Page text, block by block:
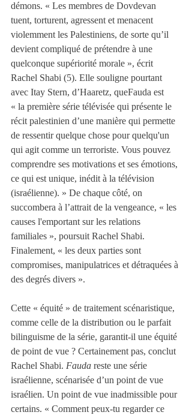
démons. « Les membres de Dovdevan
tuent, torturent, agressent et menacent
violemment les Palestiniens, de sorte qu’il
devient compliqué de prétendre à une
quelconque supériorité morale », écrit
Rachel Shabi (5). Elle souligne pourtant
avec Itay Stern, d’Haaretz, queFauda est
« la première série télévisée qui présente le
récit palestinien d’une manière qui permette
de ressentir quelque chose pour quelqu'un
qui agit comme un terroriste. Vous pouvez
comprendre ses motivations et ses émotions,
ce qui est unique, inédit à la télévision
(israélienne). » De chaque côté, on
succombera à l’attrait de la vengeance, « les
causes l'emportant sur les relations
familiales », poursuit Rachel Shabi.
Finalement, « les deux parties sont
compromises, manipulatrices et détraquées à
des degrés divers ».
Cette « équité » de traitement scénaristique,
comme celle de la distribution ou le parfait
bilinguisme de la série, garantit-il une équité
de point de vue ? Certainement pas, conclut
Rachel Shabi. Fauda reste une série
israélienne, scénarisée d’un point de vue
israélien. Un point de vue inadmissible pour
certains. « Comment peux-tu regarder ce